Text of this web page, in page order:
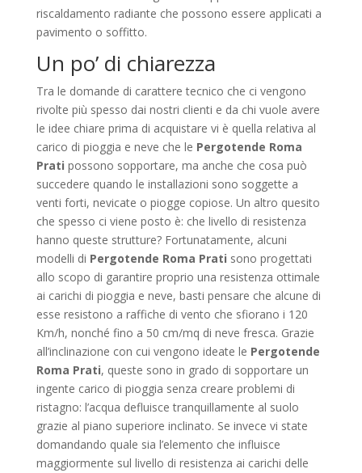
riscaldamento radiante che possono essere applicati a
pavimento o soffitto.
Un po’ di chiarezza
Tra le domande di carattere tecnico che ci vengono
rivolte più spesso dai nostri clienti e da chi vuole avere
le idee chiare prima di acquistare vi è quella relativa al
carico di pioggia e neve che le Pergotende Roma
Prati possono sopportare, ma anche che cosa può
succedere quando le installazioni sono soggette a
venti forti, nevicate o piogge copiose. Un altro quesito
che spesso ci viene posto è: che livello di resistenza
hanno queste strutture? Fortunatamente, alcuni
modelli di Pergotende Roma Prati sono progettati
allo scopo di garantire proprio una resistenza ottimale
ai carichi di pioggia e neve, basti pensare che alcune di
esse resistono a raffiche di vento che sfiorano i 120
Km/h, nonché fino a 50 cm/mq di neve fresca. Grazie
all’inclinazione con cui vengono ideate le Pergotende
Roma Prati, queste sono in grado di sopportare un
ingente carico di pioggia senza creare problemi di
ristagno: l’acqua defluisce tranquillamente al suolo
grazie al piano superiore inclinato. Se invece vi state
domandando quale sia l’elemento che influisce
maggiormente sul livello di resistenza ai carichi delle